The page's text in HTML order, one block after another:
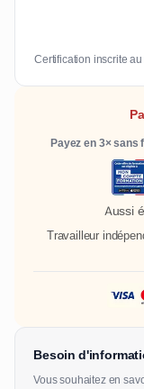
Certification inscrite
Payez en 3× sans
Aussi
Travailleur
Besoin
Vous souhaitez en